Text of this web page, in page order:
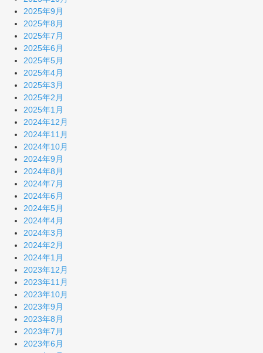
2025年9月
2025年8月
2025年7月
2025年6月
2025年5月
2025年4月
2025年3月
2025年2月
2025年1月
2024年12月
2024年11月
2024年10月
2024年9月
2024年8月
2024年7月
2024年6月
2024年5月
2024年4月
2024年3月
2024年2月
2024年1月
2023年12月
2023年11月
2023年10月
2023年9月
2023年8月
2023年7月
2023年6月